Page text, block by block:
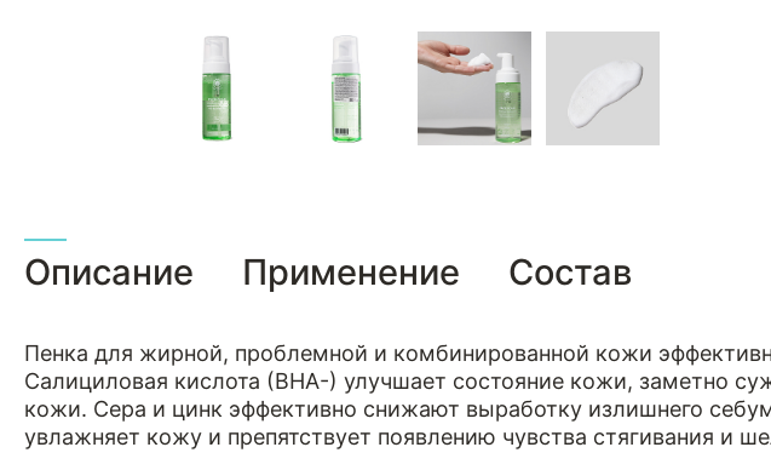
Описание Применение Состав
Пенка для жирной, проблемной и комбинированной кожи
Салициловая кислота (ВНА-) улучшает состояние кожи, заметно
кожи. Сера и цинк эффективно снижают выработку излишнего
увлажняет кожу и препятствует появлению чувства стягивания